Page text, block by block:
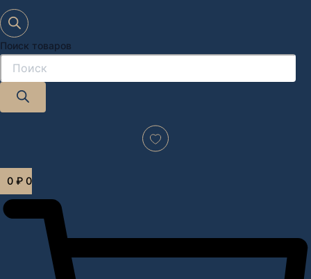
Поиск товаров
0 ₽ 0